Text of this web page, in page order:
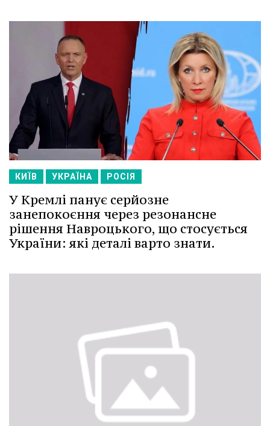
КИЇВ УКРАЇНА РОСІЯ
У Кремлі панує серйозне
занепокоєння через резонансне
рішення Навроцького, що стосується
України: які деталі варто знати.